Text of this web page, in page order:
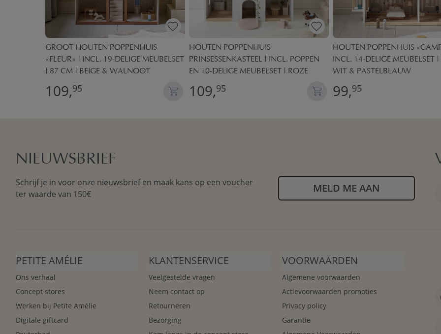
GROOT HOUTEN POPPENHUIS
«FLEUR» | INCL. 19-DELIGE MEUBELSET
| 87 CM | BEIGE & WALNOOT
109,95
HOUTEN POPPENHUIS
PRINSESSENKASTEEL | INCL. POPPEN
EN 10-DELIGE MEUBELSET | ROZE
109,95
HOUTEN POPPENHUIS
INCL. 14-DELIGE MEUBELSET |
WIT & PASTELBLAUW
99,95
NIEUWSBRIEF
Schrijf je in voor onze nieuwsbrief en maak kans op een voucher
ter waarde van 150€
MELD ME AAN
PETITE AMÉLIE
Ons verhaal
Concept stores
Werken bij Petite Amélie
Digitale giftcard
KLANTENSERVICE
Veelgestelde vragen
Neem contact op
Retourneren
Bezorging
VOORWAARDEN
Algemene voorwaarden
Actievoorwaarden promoties
Privacy policy
Garantie